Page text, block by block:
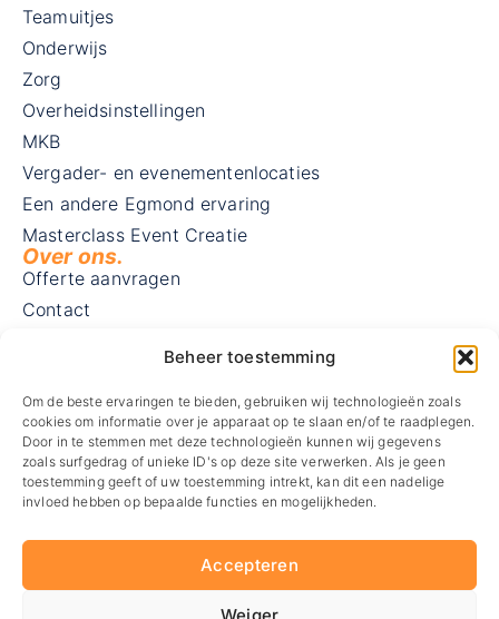
Beheer toestemming
Om de beste ervaringen te bieden, gebruiken wij technologieën zoals
cookies om informatie over je apparaat op te slaan en/of te raadplegen.
Door in te stemmen met deze technologieën kunnen wij gegevens
zoals surfgedrag of unieke ID's op deze site verwerken. Als je geen
toestemming geeft of uw toestemming intrekt, kan dit een nadelige
invloed hebben op bepaalde functies en mogelijkheden.
Accepteren
Weiger
Teamuitjes
Onderwijs
Zorg
Overheidsinstellingen
MKB
Vergader- en evenementenlocaties
Een andere Egmond ervaring
Masterclass Event Creatie
Over ons.
Offerte aanvragen
Contact
Visie en missie
MVO
Routebeschrijving
Contact.
Wij zijn gevestigd in Zaandam
Westzijde 178 M
085 – 747 04 76